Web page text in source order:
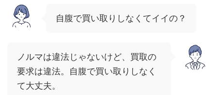
自腹で買い取りしなくてイイの？
ノルマは違法じゃないけど、買取の
要求は違法。自腹で買い取りしなく
て大丈夫。